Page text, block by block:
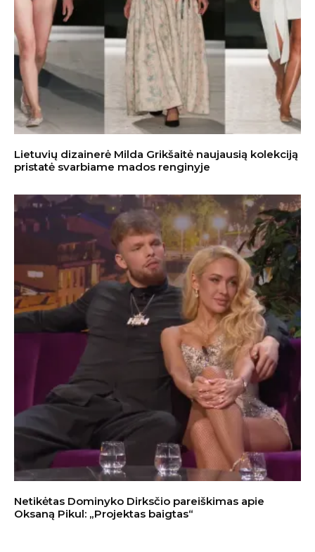
Lietuvių dizainerė Milda Grikšaitė naujausią kolekciją
pristatė svarbiame mados renginyje
Netikėtas Dominyko Dirksčio pareiškimas apie
Oksaną Pikul: „Projektas baigtas“